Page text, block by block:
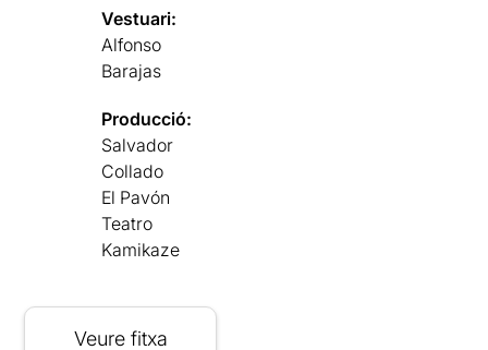
Vestuari:
Alfonso
Barajas
Producció:
Salvador
Collado
El Pavón
Teatro
Kamikaze
Veure fitxa